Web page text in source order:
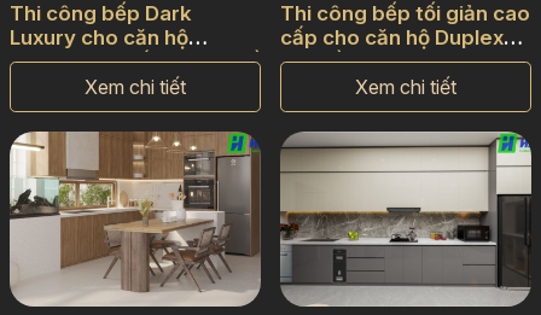
Thi công bếp Dark
Luxury cho căn hộ
Duplex cao cấp tại TP. Hồ
Chí MinhXem chi tiết
Thi công bếp tối giản cao
cấp cho căn hộ Duplex
TP. Hồ Chí Minh
Xem chi tiết